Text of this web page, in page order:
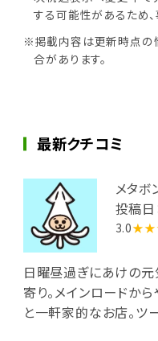
する可能性があるため
※掲載内容は更新時点の
合があります。
最新クチコミ
メタボ
投稿
3.0
日曜昼過ぎにあけの
寄り。メインロードか
と一軒家的なお店。ツ